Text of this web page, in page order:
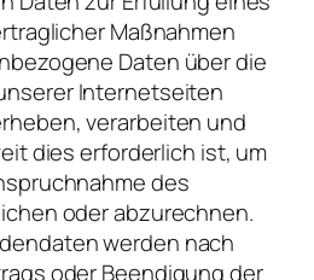
Maßnahmen
Daten über die
Internetseiten
verarbeiten und
dies erforderlich ist, um
des
oder abzurechnen.
werden nach
oder Beendigung der